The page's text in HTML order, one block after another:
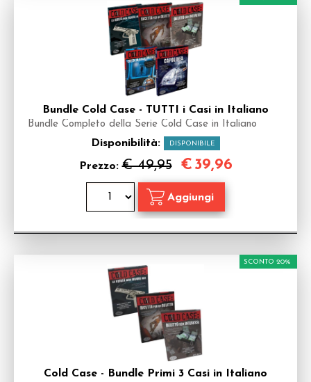
Bundle Cold Case - TUTTI i Casi in Italiano
Bundle Completo della Serie Cold Case in Italiano
Disponibilità: DISPONIBILE
Prezzo:€ 49,95 € 39,96
Cold Case - Bundle Primi 3 Casi in Italiano
SCONTO 20%